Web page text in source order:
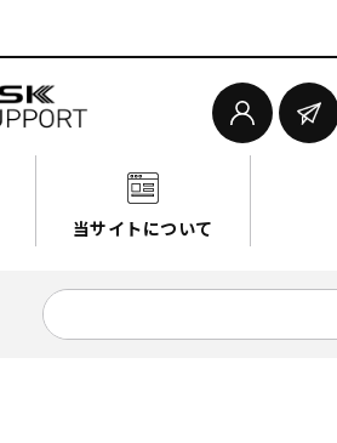
当サイトについて